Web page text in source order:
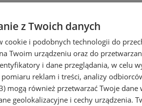
z Twoich danych
cookie i podobnych technologii do
Twoim urządzeniu oraz do
i dane przeglądania, w celu
reklam i treści, analizy
mogą również przetwarzać Twoje dane
geolokalizacyjne i cechy urządzenia.